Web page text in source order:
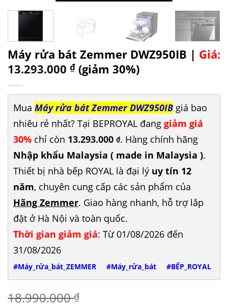
Máy rửa bát Zemmer DWZ950IB | Giá:
13.293.000 ₫ (giảm 30%)
Mua Máy rửa bát Zemmer DWZ950IB giá bao
nhiêu rẻ nhất? Tại BEPROYAL đang giảm giá
30% chỉ còn 13.293.000 ₫. Hàng chính hãng
Nhập khẩu Malaysia ( made in Malaysia ).
Thiết bị nhà bếp ROYAL là đại lý uy tín 12
năm, chuyên cung cấp các sản phẩm của
Hãng Zemmer. Giao hàng nhanh, hỗ trợ lắp
đặt ở Hà Nội và toàn quốc.
Thời gian giảm giá: Từ 01/08/2026 đến
31/08/2026
#Máy_rửa_bát_ZEMMER #Máy_rửa_bát #BẾP_ROYAL
18.990.000₫